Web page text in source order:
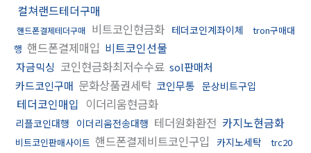
컬쳐랜드테더구매
핸드폰결제테더구매 비트코인현금화 테더코인계좌이체
tron구매대
행 핸드폰결제매입 비트코인선물
자금믹싱 코인현금화최저수수료 sol판매처
카드코인구매 문화상품권세탁 코인무통 문상비트구입
테더코인매입 이더리움현금화
리플코인대행 이더리움전송대행 테더원화환전 카지노현금화
비트코인판매사이트 핸드폰결제비트코인구입 카지노세탁
trc20